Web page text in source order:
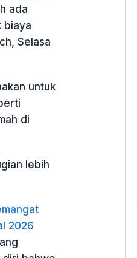
ada
biaya
Selasa
untuk
di
lebih
2026